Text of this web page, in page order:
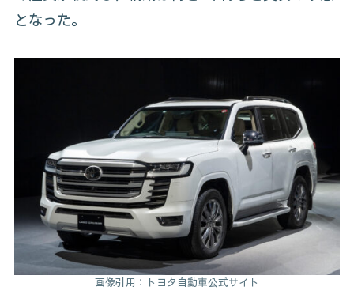
となった。
画像引用：トヨタ自動車公式サイト